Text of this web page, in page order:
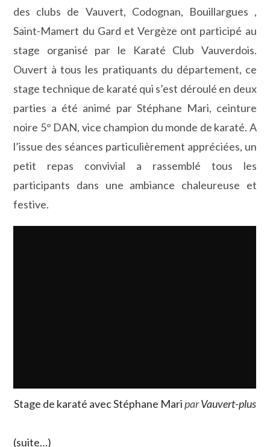
des clubs de Vauvert, Codognan, Bouillargues ,
Saint-Mamert du Gard et Vergèze ont participé au
stage organisé par le Karaté Club Vauverdois.
Ouvert à tous les pratiquants du département, ce
stage technique de karaté qui s’est déroulé en deux
parties a été animé par Stéphane Mari, ceinture
noire 5° DAN, vice champion du monde de karaté. A
l’issue des séances particulièrement appréciées, un
petit repas convivial a rassemblé tous les
participants dans une ambiance chaleureuse et
festive.
Stage de karaté avec Stéphane MariparVauvert-plus
(suite…)